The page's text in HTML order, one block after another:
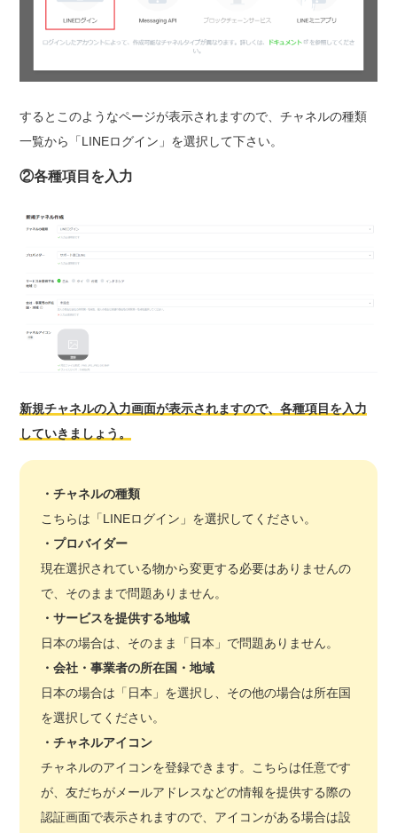
するとこのようなページが表示されますので、チャネルの種類
一覧から「LINEログイン」を選択して下さい。
②各種項目を入力
新規チャネルの入力画面が表示されますので、各種項目を入力
していきましょう。
・チャネルの種類
こちらは「LINEログイン」を選択してください。
・プロバイダー
現在選択されている物から変更する必要はありませんの
で、そのままで問題ありません。
・サービスを提供する地域
日本の場合は、そのまま「日本」で問題ありません。
・会社・事業者の所在国・地域
日本の場合は「日本」を選択し、その他の場合は所在国
を選択してください。
・チャネルアイコン
チャネルのアイコンを登録できます。こちらは任意です
が、友だちがメールアドレスなどの情報を提供する際の
認証画面で表示されますので、アイコンがある場合は設